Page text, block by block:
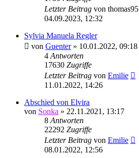
Letzter Beitrag von thomas95
04.09.2023, 12:32
Sylvia Manuela Regler
von Guenter» 10.01.2022, 09:18
4 Antworten
17630 Zugriffe
Letzter Beitrag von Emilie
11.01.2022, 14:26
Abschied von Elvira
von Sonka » 22.11.2021, 13:17
8 Antworten
22292 Zugriffe
Letzter Beitrag von Emilie
08.01.2022, 12:56